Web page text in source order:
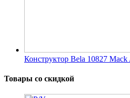
Конструктор Bela 10827 Mack
Товары со скидкой